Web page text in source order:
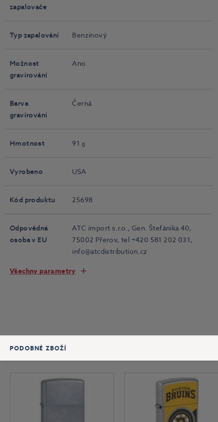
zapalovače
Typ zapalování Benzinový
Možnost
gravírování
Ano
Barva
gravírování
Černá
Hmotnost 91 g
Vyrobeno USA
Kód produktu 25698
Odpovědná
osoba v EU
ATC import s.r.o., Gen. Štefánika 40,
75002 Přerov, tel +420 581 202 031,
info@atcdistribution.cz
Všechny parametry
PODOBNÉ ZBOŽÍ